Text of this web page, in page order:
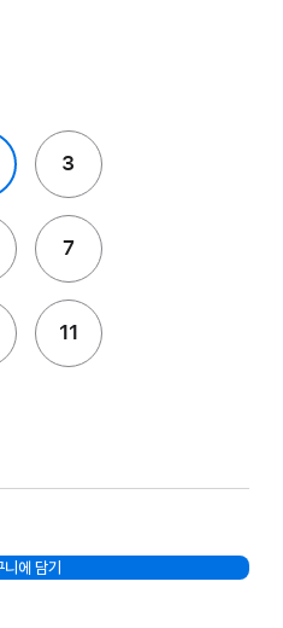
3
7
11
니에 담기